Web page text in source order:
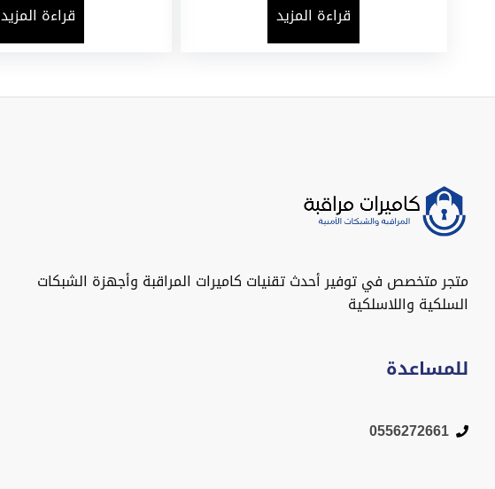
قراءة المزيد
قراءة المزيد
متجر متخصص في توفير أحدث تقنيات كاميرات المراقبة وأجهزة الشبكات
السلكية واللاسلكية
للمساعدة
0556272661